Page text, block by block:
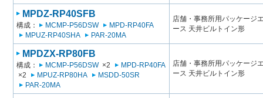
MPDZ-RP40SFB
構成： MCMP-P56DSW
MPD-RP40FA
MPUZ-RP40SHA
PAR-20MA
店舗・事務所用パッケージ
ース 天井ビルトイン形
MPDZX-RP80FB
構成： MCMP-P56DSW×2
MPD-RP40FA
×2
MPUZ-RP80HA
MSDD-50SR
PAR-20MA
店舗・事務所用パッケージ
ース 天井ビルトイン形